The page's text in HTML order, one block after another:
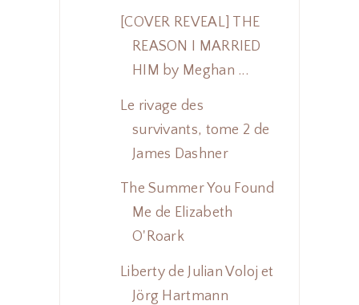
[COVER REVEAL] THE
REASON I MARRIED
HIM by Meghan ...
Le rivage des
survivants, tome 2 de
James Dashner
The Summer You Found
Me de Elizabeth
O'Roark
Liberty de Julian Voloj et
Jörg Hartmann